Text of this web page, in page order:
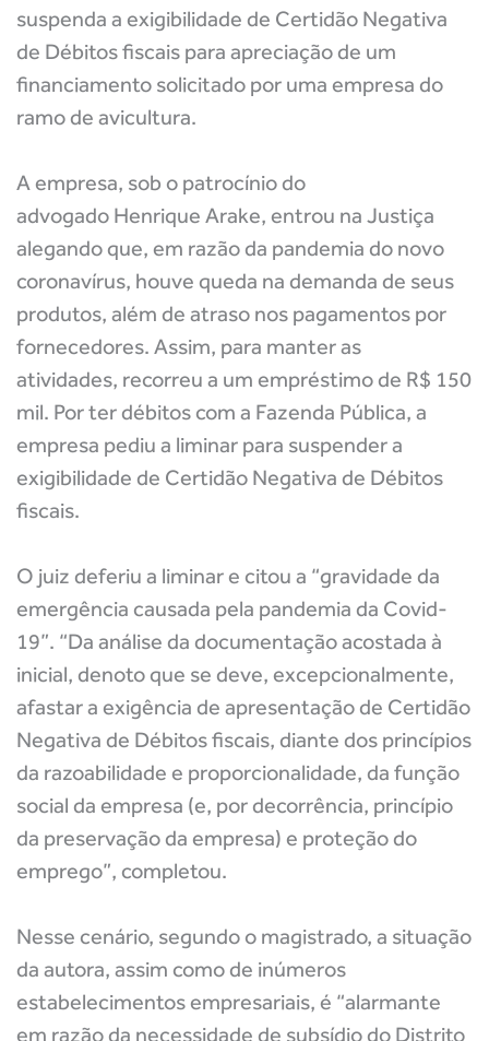
suspenda a exigibilidade de Certidão Negativa
de Débitos fiscais para apreciação de um
financiamento solicitado por uma empresa do
ramo de avicultura.
A empresa, sob o patrocínio do
advogado Henrique Arake, entrou na Justiça
alegando que, em razão da pandemia do novo
coronavírus, houve queda na demanda de seus
produtos, além de atraso nos pagamentos por
fornecedores. Assim, para manter as
atividades, recorreu a um empréstimo de R$ 150
mil. Por ter débitos com a Fazenda Pública, a
empresa pediu a liminar para suspender a
exigibilidade de Certidão Negativa de Débitos
fiscais.
O juiz deferiu a liminar e citou a “gravidade da
emergência causada pela pandemia da Covid-
19”. “Da análise da documentação acostada à
inicial, denoto que se deve, excepcionalmente,
afastar a exigência de apresentação de Certidão
Negativa de Débitos fiscais, diante dos princípios
da razoabilidade e proporcionalidade, da função
social da empresa (e, por decorrência, princípio
da preservação da empresa) e proteção do
emprego”, completou.
Nesse cenário, segundo o magistrado, a situação
da autora, assim como de inúmeros
estabelecimentos empresariais, é “alarmante
em razão da necessidade de subsídio do Distrito